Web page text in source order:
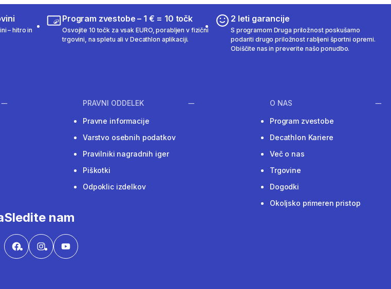
– hitro in
Program zvestobe – 1 € = 10 točk
Osvojite 10 točk za vsak EURO, porabljen v fizični
trgovini, na spletu ali v Decathlon aplikaciji.
2 leti garancije
S programom Druga priložnost poskušamo
podariti drugo priložnost rabljeni športni opremi.
Obiščite nas in preverite našo ponudbo.
PRAVNI ODDELEK
Pravne informacije
Varstvo osebnih podatkov
Pravilniki nagradnih iger
Piškotki
Odpoklic izdelkov
O NAS
Program zvestobe
Decathlon Kariere
Več o nas
Trgovine
Dogodki
Okoljsko primeren pristop
Sledite nam